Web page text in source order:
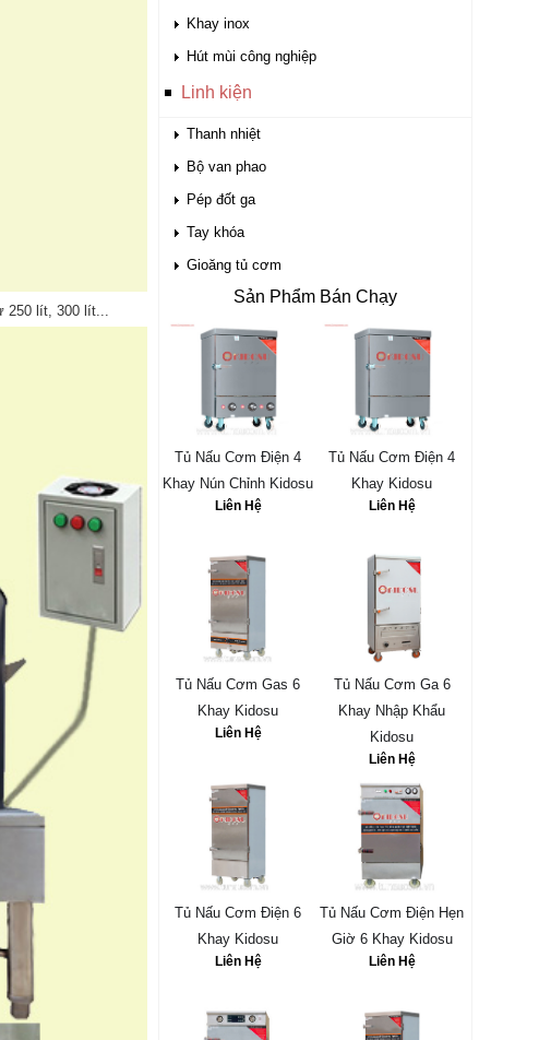
lít, 300 lít...
Khay inox
Hút mùi công nghiệp
Linh kiện
Thanh nhiệt
Bộ van phao
Pép đốt ga
Tay khóa
Gioăng tủ cơm
Sản Phẩm Bán Chạy
Tủ Nấu Cơm Điện 4
Khay Nún Chỉnh Kidosu
Liên Hệ
Tủ Nấu Cơm Điện 4
Khay Kidosu
Liên Hệ
Tủ Nấu Cơm Gas 6
Khay Kidosu
Liên Hệ
Tủ Nấu Cơm Ga 6
Khay Nhập Khẩu
Kidosu
Liên Hệ
Tủ Nấu Cơm Điện 6
Khay Kidosu
Liên Hệ
Tủ Nấu Cơm Điện Hẹn
Giờ 6 Khay Kidosu
Liên Hệ